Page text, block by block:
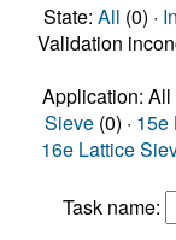
State: All (0) ·
Validation
Application: All
Sieve (0) · 15e
16e Lattice
Task name: